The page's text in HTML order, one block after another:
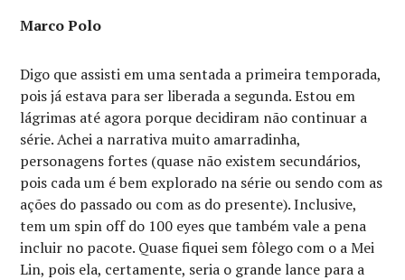
Marco Polo
Digo que assisti em uma sentada a primeira temporada,
pois já estava para ser liberada a segunda. Estou em
lágrimas até agora porque decidiram não continuar a
série. Achei a narrativa muito amarradinha,
personagens fortes (quase não existem secundários,
pois cada um é bem explorado na série ou sendo com as
ações do passado ou com as do presente). Inclusive,
tem um spin off do 100 eyes que também vale a pena
incluir no pacote. Quase fiquei sem fôlego com o a Mei
Lin, pois ela, certamente, seria o grande lance para a